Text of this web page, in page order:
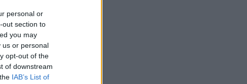
personal or
out section to
you may
us or personal
opt-out of the
of downstream
IAB’s List of
Διπλωματική ένταση Μόσχας-Παρισιού
για την απέλαση Ρωσίδας
δημοσιογράφου από τη Γαλλία
ΑΜΥΝΑ
06/08/26 - 17:47
ΣΣΕ, ΣΜΥ, ΣΜΥΑ: Πρόσκληση να